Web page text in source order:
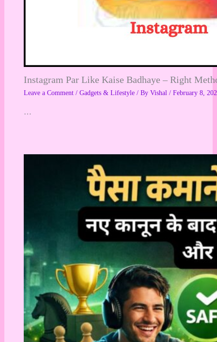
Instagram Par Like Kaise Badhaye – Right
Leave a Comment / Gadgets & Lifestyle/ By Vishal / February 8,
…